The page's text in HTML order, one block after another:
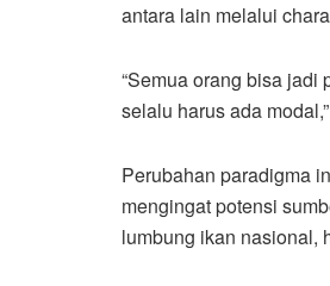
antara lain melalui
“Semua orang bisa
selalu harus ada
Perubahan paradigma
mengingat potensi
lumbung ikan nasional,